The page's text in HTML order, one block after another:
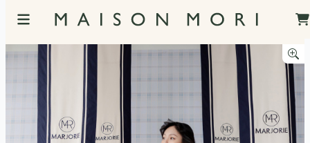
服飾照片觀看